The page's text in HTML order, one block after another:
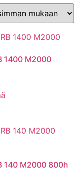
1400 M2000
140 M2000 800h